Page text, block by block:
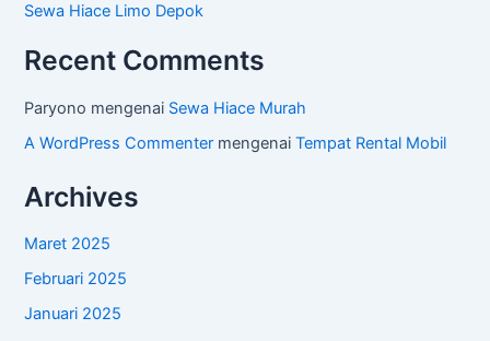
Sewa Hiace Limo Depok
Recent Comments
Paryono mengenai Sewa Hiace Murah
A WordPress Commenter mengenaiTempat Rental Mobil
Archives
Maret 2025
Februari 2025
Januari 2025